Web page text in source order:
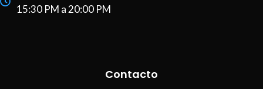
15:30 PM a 20:00 PM
Contacto